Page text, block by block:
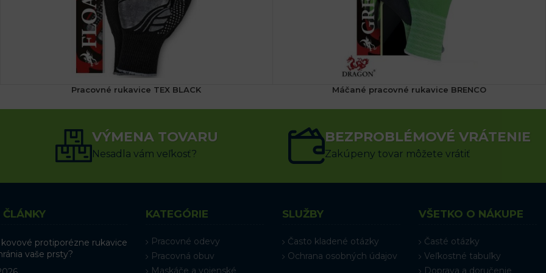
Pracovné rukavice TEX BLACK
1.44€ s DPH
VÝBER MOŽNOSTÍ
Máčané pracovné rukavice BRENCO
3.47 € s DPH
VÝBER MOŽNOSTÍ
VÝMENA TOVARU
Nesadla vám veľkosť?
BEZPROBLÉMOVÉ VRÁTENIE
Zakúpeny tovar môžete vrátiť
kovové protiporézne rukavice
vaše prsty?
KATEGÓRIE
Pracovné odevy
Pracovná obuv
Maskáče a vojenské
SLUŽBY
Často kladené otázky
Ochrana osobných údajov
VŠETKO O NÁKUPE
Časté otázky
Veľkostné tabuľky
Doprava a doručenie